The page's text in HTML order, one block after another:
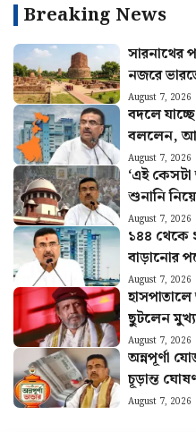
Breaking News
সারনাথের
নজরে
সম্পদ
August 7, 2026
বদলে যাচ্ছে
বললেন,
August 7, 2026
‘এই
শুনানি
কর্মীরা
August 7, 2026
১৪৪ থেকে
বাড়ানোর
August 7, 2026
ছুটলেন
August 7, 2026
অন্নপূর্ণা
চূড়ান্ত
August 7, 2026